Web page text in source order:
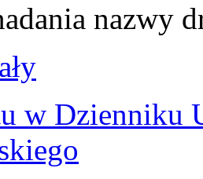
nazwy
w Dzienniku